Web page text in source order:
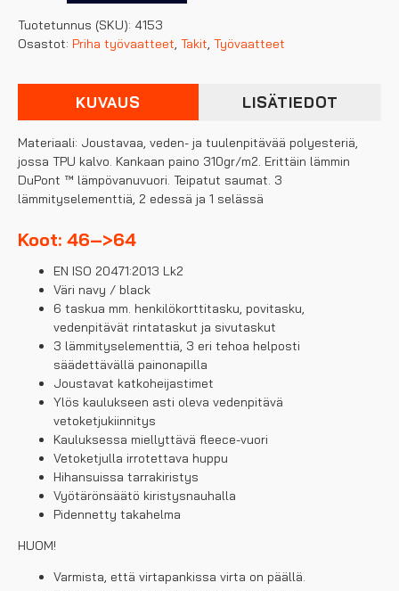
talvipusero
lämmityksellä
määrä
Tuotetunnus (SKU): 4153
Osastot: Priha työvaatteet, Takit, Työvaatteet
KUVAUS LISÄTIEDOT
Materiaali: Joustavaa, veden- ja tuulenpitävää polyesteriä,
jossa TPU kalvo. Kankaan paino 310gr/m2. Erittäin lämmin
DuPont ™ lämpövanuvuori. Teipatut saumat. 3
lämmityselementtiä, 2 edessä ja 1 selässä
Koot: 46–>64
EN ISO 20471:2013 Lk2
Väri navy / black
6 taskua mm. henkilökorttitasku, povitasku,
vedenpitävät rintataskut ja sivutaskut
3 lämmityselementtiä, 3 eri tehoa helposti
säädettävällä painonapilla
Joustavat katkoheijastimet
Ylös kaulukseen asti oleva vedenpitävä
vetoketjukiinnitys
Kauluksessa miellyttävä fleece-vuori
Vetoketjulla irrotettava huppu
Hihansuissa tarrakiristys
Vyötärönsäätö kiristysnauhalla
Pidennetty takahelma
HUOM!
Varmista, että virtapankissa virta on päällä.